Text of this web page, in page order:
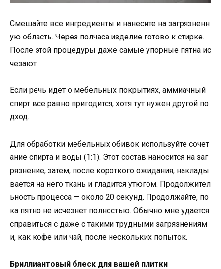
Смешайте все ингредиенты и нанесите на загрязненн
ую область. Через полчаса изделие готово к стирке.
После этой процедуры даже самые упорные пятна ис
чезают.
Если речь идет о мебельных покрытиях, аммиачный
спирт все равно пригодится, хотя тут нужен другой по
дход.
Для обработки мебельных обивок используйте сочет
ание спирта и воды (1:1). Этот состав наносится на заг
рязнение, затем, после короткого ожидания, наклады
вается на него ткань и гладится утюгом. Продолжител
ьность процесса — около 20 секунд. Продолжайте, по
ка пятно не исчезнет полностью. Обычно мне удается
справиться с даже с такими трудными загрязнениям
и, как кофе или чай, после нескольких попыток.
Бриллиантовый блеск для вашей плитки